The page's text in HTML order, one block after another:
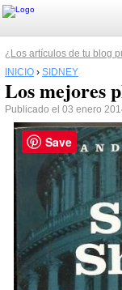
¿Los artículos de tu blog
INICIO › SIDNEY
Los mejores
Publicado el 03 enero
Save